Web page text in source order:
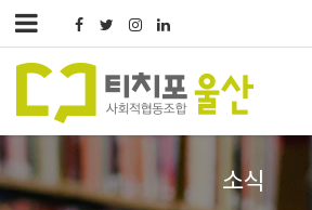
소식